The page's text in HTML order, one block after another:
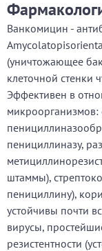
Ванкомицин -
(уничтожающее
клеточной стенки
Эффективен в
микроорганизмов:
пенициллиназу,
штаммы),
пенициллину),
устойчивы почти
вирусы,
резистентности